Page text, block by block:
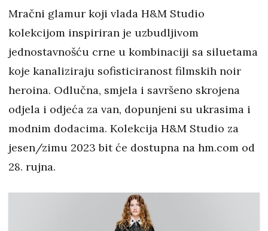
Mračni glamur koji vlada H&M Studio
kolekcijom inspiriran je uzbudljivom
jednostavnošću crne u kombinaciji sa siluetama
koje kanaliziraju sofisticiranost filmskih noir
heroina. Odlučna, smjela i savršeno skrojena
odjela i odjeća za van, dopunjeni su ukrasima i
modnim dodacima. Kolekcija H&M Studio za
jesen/zimu 2023 bit će dostupna na hm.com od
28. rujna.